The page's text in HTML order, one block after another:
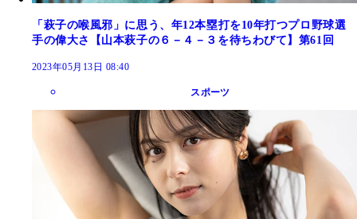
「萩子の喉風邪」に思う、年12本塁打を10年打つプロ野球選
手の偉大さ【山本萩子の６－４－３を待ちわびて】第61回
2023年05月13日 08:40
スポーツ